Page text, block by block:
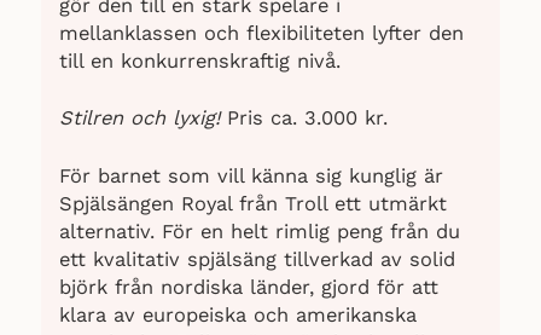
gör den till en stark spelare i
mellanklassen och flexibiliteten lyfter den
till en konkurrenskraftig nivå.
Stilren och lyxig!Pris ca. 3.000 kr.
För barnet som vill känna sig kunglig är
Spjälsängen Royal från Troll ett utmärkt
alternativ. För en helt rimlig peng från du
ett kvalitativ spjälsäng tillverkad av solid
björk från nordiska länder, gjord för att
klara av europeiska och amerikanska